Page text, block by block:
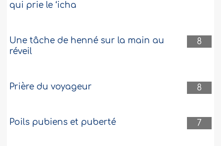
qui prie le ‘icha
8
Une tâche de henné sur la main au
réveil
8
Prière du voyageur
7
Poils pubiens et puberté